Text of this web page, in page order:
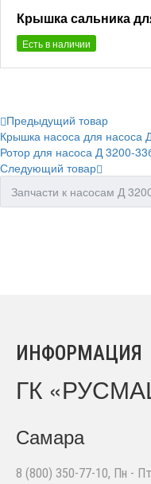
Крышка сальника
Есть в наличии
Предыдущий товар
Крышка насоса для насоса
Ротор для насоса Д 3200-
Следующий товар
Запчасти к насосам Д
ИНФОРМАЦИЯ
ГК
Самара
8 (800) 350-77-10, Пн -